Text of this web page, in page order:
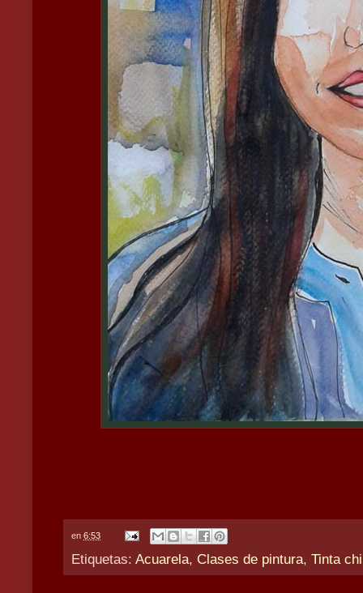
en 6:53
Etiquetas: Acuarela, Clases de pintura, Tinta